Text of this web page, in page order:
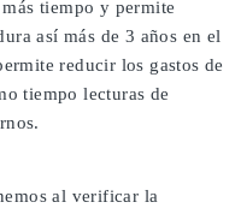
tiempo y permite
así más de 3 años en el
reducir los gastos de
tiempo lecturas de
al verificar la